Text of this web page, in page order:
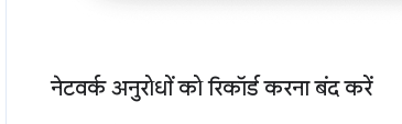
नेटवर्क अनुरोधों को रिकॉर्ड करना बंद करें